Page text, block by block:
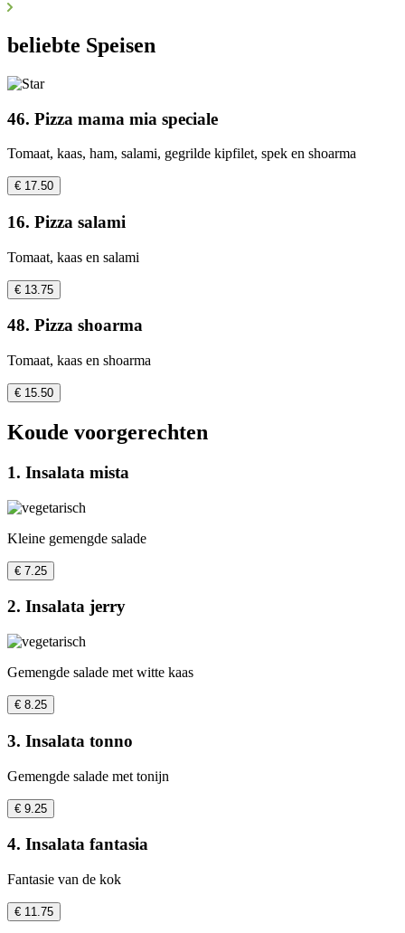
beliebte Speisen
46. Pizza mama mia speciale
Tomaat, kaas, ham, salami, gegrilde kipfilet, spek en shoarma
€ 17.50
16. Pizza salami
Tomaat, kaas en salami
€ 13.75
48. Pizza shoarma
Tomaat, kaas en shoarma
€ 15.50
Koude voorgerechten
1. Insalata mista
Kleine gemengde salade
€ 7.25
2. Insalata jerry
Gemengde salade met witte kaas
€ 8.25
3. Insalata tonno
Gemengde salade met tonijn
€ 9.25
4. Insalata fantasia
Fantasie van de kok
€ 11.75